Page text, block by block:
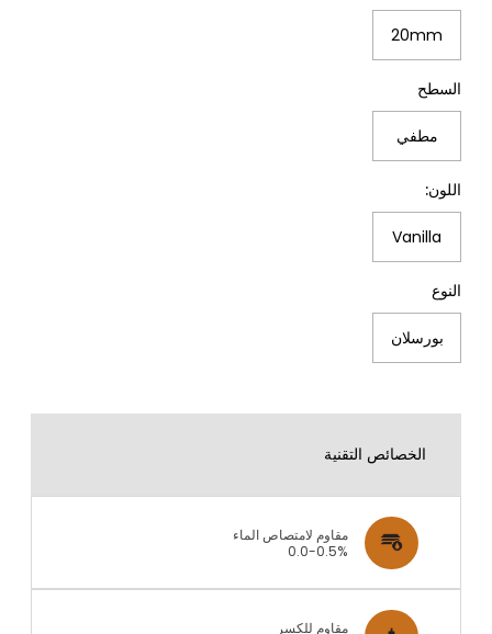
20mm
السطح
مطفي
اللون:
Vanilla
النوع
بورسلان
الخصائص التقنية
مقاوم لامتصاص الماء
0.0-0.5%
مقاوم للكسر